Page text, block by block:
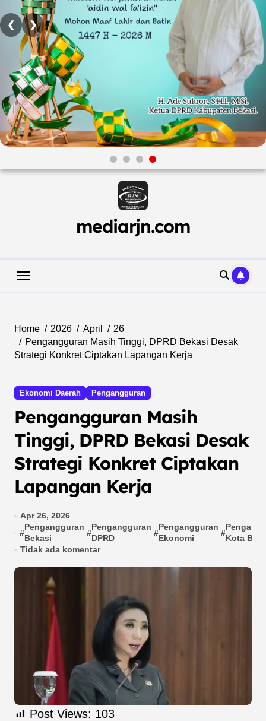
❮ ❯
Skip
mediarjn.com
Home 2026 April
26
Pengangguran Masih Tinggi, DPRD Bekasi Desak
Strategi Konkret Ciptakan Lapangan Kerja
Ekonomi Daerah Pengangguran
Pengangguran Masih
Tinggi, DPRD Bekasi Desak
Strategi Konkret Ciptakan
Lapangan Kerja
Apr 26, 2026
#
Pengangguran
Bekasi
#
Pengangguran
DPRD
#
Pengangguran
Ekonomi
#
Kota
Tidak ada komentar
Post Views: 103